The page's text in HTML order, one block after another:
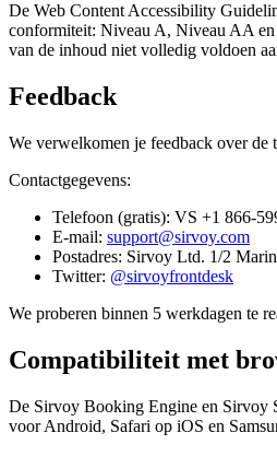
De Web Content Accessibility
conformiteit: Niveau A, Niveau AA
van de inhoud niet volledig voldoen
Feedback
We verwelkomen je feedback over
Contactgegevens:
Telefoon (gratis): VS +1
E-mail: support@sirvoy.com
Postadres: Sirvoy Ltd. 1/2
Twitter: @sirvoyfrontdesk
We proberen binnen 5 werkdagen te
Compatibiliteit met
De Sirvoy Booking Engine en Sirvoy
voor Android, Safari op iOS en